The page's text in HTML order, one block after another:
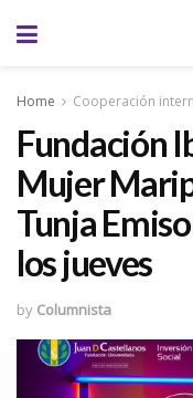
Home Cooperación
Fundación
Mujer
Tunja
los jueves
by Columnista